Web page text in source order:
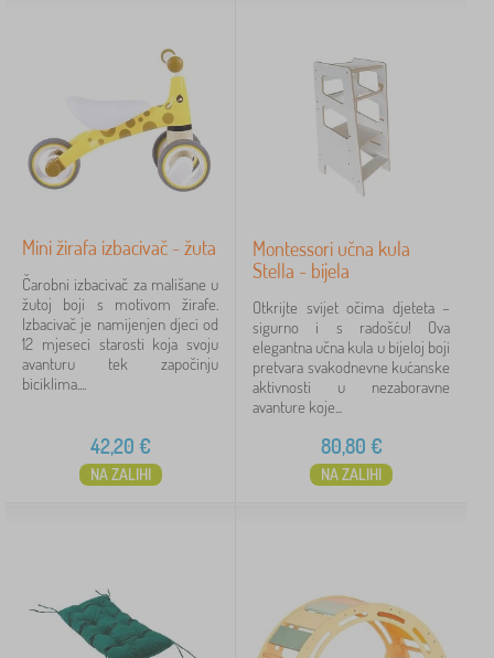
Mini žirafa izbacivač - žuta
Čarobni izbacivač za mališane u
žutoj boji s motivom žirafe.
Izbacivač je namijenjen djeci od
12 mjeseci starosti koja svoju
avanturu tek započinju
biciklima....
42,20 €
NA ZALIHI
Montessori učna kula
Stella - bijela
Otkrijte svijet očima djeteta –
sigurno i s radošću! Ova
elegantna učna kula u bijeloj boji
pretvara svakodnevne kućanske
aktivnosti u nezaboravne
avanture koje...
80,80 €
NA ZALIHI